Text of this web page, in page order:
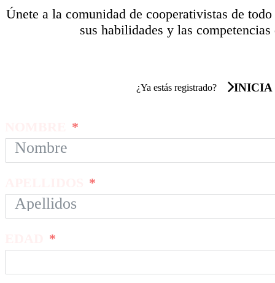
Únete a la comunidad de cooperativistas de
sus habilidades y las
¿Ya estás registrado? INICIA